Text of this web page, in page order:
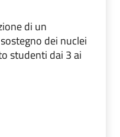
di un
dei nuclei
studenti dai 3 ai